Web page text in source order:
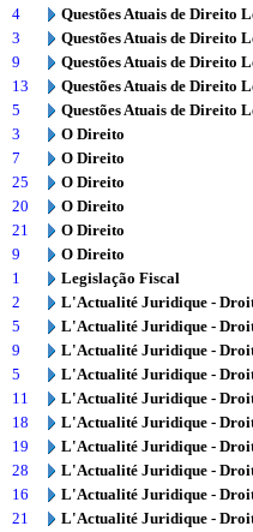
4
Questões Atuais de Direito
3
Questões Atuais de Direito
9
Questões Atuais de Direito
13
Questões Atuais de Direito
5
Questões Atuais de Direito
3
O Direito
7
O Direito
25
O Direito
20
O Direito
21
O Direito
9
O Direito
1
Legislação Fiscal
2
L'Actualité Juridique -
5
L'Actualité Juridique -
9
L'Actualité Juridique -
5
L'Actualité Juridique -
11
L'Actualité Juridique -
18
L'Actualité Juridique -
19
L'Actualité Juridique -
28
L'Actualité Juridique -
16
L'Actualité Juridique -
21
L'Actualité Juridique -